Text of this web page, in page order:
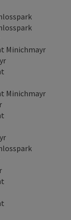
Minichmayr
Minichmayr